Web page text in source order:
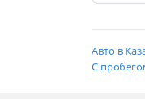
тоже
Авто в
С